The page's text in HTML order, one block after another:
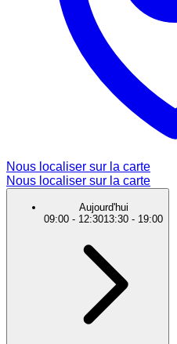
Nous localiser sur la carte
Nous localiser sur la carte
Aujourd'hui
09:00 - 12:3013:30 - 19:00